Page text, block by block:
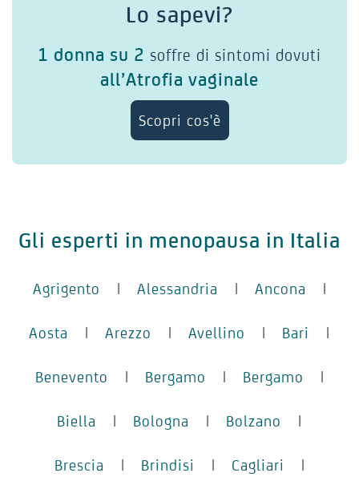
Lo sapevi?
1 donna su 2 soffre di sintomi dovuti
all’Atrofia vaginale
Scopri cos'è
Gli esperti in menopausa in Italia
Agrigento | Alessandria | Ancona |
Aosta | Arezzo | Avellino | Bari |
Benevento | Bergamo | Bergamo |
Biella | Bologna | Bolzano |
Brescia | Brindisi | Cagliari |